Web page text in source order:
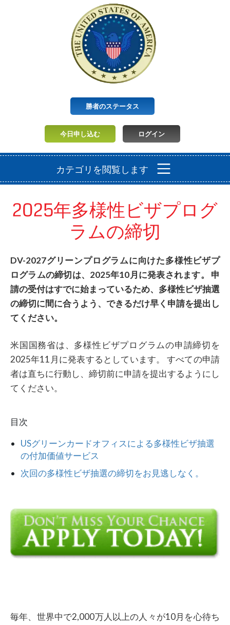
勝者のステータス
今日申し込む ログイン
カテゴリを閲覧します
2025年多様性ビザプログ
ラムの締切
DV-2027グリーンプログラムに向けた多様性ビザプ
ログラムの締切は、2025年10月に発表されます。 申
請の受付はすでに始まっているため、多様性ビザ抽選
の締切に間に合うよう、できるだけ早く申請を提出し
てください。
米国国務省は、多様性ビザプログラムの申請締切を
2025年11月に発表するとしています。 すべての申請
者は直ちに行動し、締切前に申請を提出するようにし
てください。
目次
USグリーンカードオフィスによる多様性ビザ抽選
の付加価値サービス
次回の多様性ビザ抽選の締切をお見逃しなく。
毎年、世界中で2,000万人以上の人々が10月を心待ち